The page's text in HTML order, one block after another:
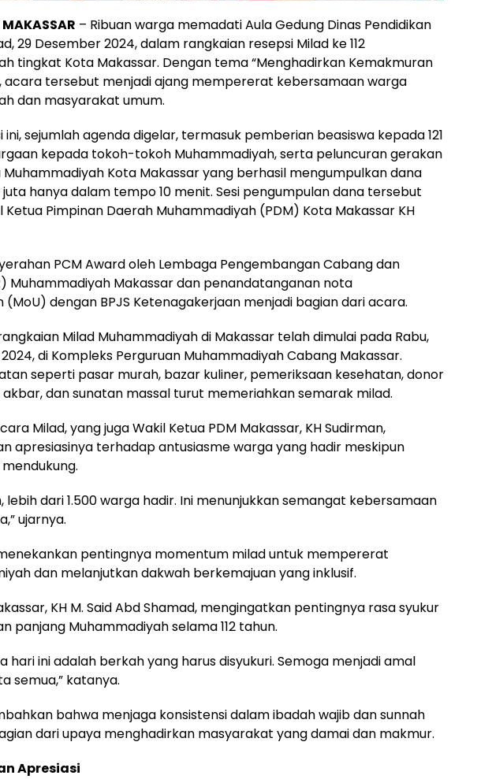
– Ribuan warga memadati Aula Gedung Dinas Pendidikan
29 Desember 2024, dalam rangkaian resepsi Milad ke 112
tingkat Kota Makassar. Dengan tema “Menghadirkan Kemakmuran
acara tersebut menjadi ajang mempererat kebersamaan warga
dan masyarakat umum.
ini, sejumlah agenda digelar, termasuk pemberian beasiswa kepada 121
kepada tokoh-tokoh Muhammadiyah, serta peluncuran gerakan
Kota Makassar yang berhasil mengumpulkan dana
hanya dalam tempo 10 menit. Sesi pengumpulan dana tersebut
Ketua Pimpinan Daerah Muhammadiyah (PDM) Kota Makassar KH
PCM Award oleh Lembaga Pengembangan Cabang dan
Muhammadiyah Makassar dan penandatanganan nota
(MoU) dengan BPJS Ketenagakerjaan menjadi bagian dari acara.
Milad Muhammadiyah di Makassar telah dimulai pada Rabu,
di Kompleks Perguruan Muhammadiyah Cabang Makassar.
seperti pasar murah, bazar kuliner, pemeriksaan kesehatan, donor
dan sunatan massal turut memeriahkan semarak milad.
Milad, yang juga Wakil Ketua PDM Makassar, KH Sudirman,
apresiasinya terhadap antusiasme warga yang hadir meskipun
lebih dari 1.500 warga hadir. Ini menunjukkan semangat kebersamaan
ujarnya.
pentingnya momentum milad untuk mempererat
dan melanjutkan dakwah berkemajuan yang inklusif.
KH M. Said Abd Shamad, mengingatkan pentingnya rasa syukur
panjang Muhammadiyah selama 112 tahun.
hari ini adalah berkah yang harus disyukuri. Semoga menjadi amal
semua,” katanya.
bahwa menjaga konsistensi dalam ibadah wajib dan sunnah
dari upaya menghadirkan masyarakat yang damai dan makmur.
Apresiasi